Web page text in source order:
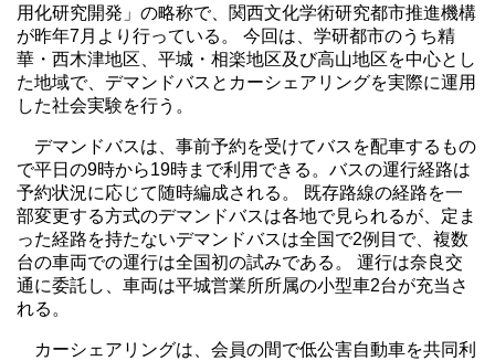
用化研究開発」の略称で、関西文化学術研究都市推進機構
が昨年7月より行っている。 今回は、学研都市のうち精
華・西木津地区、平城・相楽地区及び高山地区を中心とし
た地域で、デマンドバスとカーシェアリングを実際に運用
した社会実験を行う。
デマンドバスは、事前予約を受けてバスを配車するもの
で平日の9時から19時まで利用できる。バスの運行経路は
予約状況に応じて随時編成される。 既存路線の経路を一
部変更する方式のデマンドバスは各地で見られるが、定ま
った経路を持たないデマンドバスは全国で2例目で、複数
台の車両での運行は全国初の試みである。 運行は奈良交
通に委託し、車両は平城営業所所属の小型車2台が充当さ
れる。
カーシェアリングは、会員の間で低公害自動車を共同利